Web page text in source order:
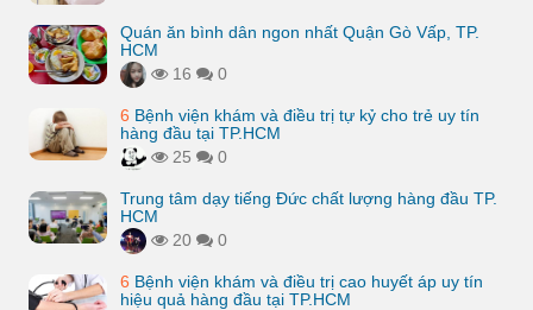
Quán ăn bình dân ngon nhất Quận Gò Vấp, TP.
HCM
16
0
6 Bệnh viện khám và điều trị tự kỷ cho trẻ uy tín
hàng đầu tại TP.HCM
25
0
Trung tâm dạy tiếng Đức chất lượng hàng đầu TP.
HCM
20
0
6 Bệnh viện khám và điều trị cao huyết áp uy tín
hiệu quả hàng đầu tại TP.HCM